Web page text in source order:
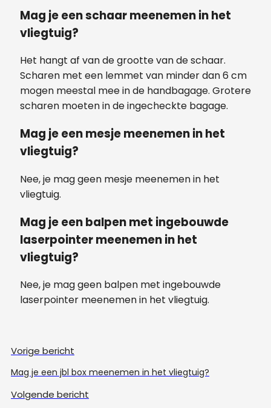
Mag je een schaar meenemen in het
vliegtuig?
Het hangt af van de grootte van de schaar.
Scharen met een lemmet van minder dan 6 cm
mogen meestal mee in de handbagage. Grotere
scharen moeten in de ingecheckte bagage.
Mag je een mesje meenemen in het
vliegtuig?
Nee, je mag geen mesje meenemen in het
vliegtuig.
Mag je een balpen met ingebouwde
laserpointer meenemen in het
vliegtuig?
Nee, je mag geen balpen met ingebouwde
laserpointer meenemen in het vliegtuig.
Vorige bericht
Mag je een jbl box meenemen in het vliegtuig?
Volgende bericht